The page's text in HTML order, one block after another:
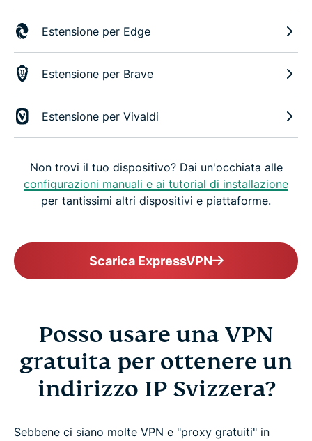
Estensione per Edge
Estensione per Brave
Estensione per Vivaldi
Non trovi il tuo dispositivo? Dai un'occhiata alle
configurazioni manuali e ai tutorial di installazione
per tantissimi altri dispositivi e piattaforme.
Scarica ExpressVPN
Posso usare una VPN
gratuita per ottenere un
indirizzo IP Svizzera?
Sebbene ci siano molte VPN e "proxy gratuiti" in